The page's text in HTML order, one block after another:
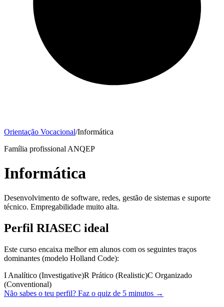
Orientação Vocacional/Informática
Família profissional ANQEP
Informática
Desenvolvimento de software, redes, gestão de sistemas e suporte
técnico. Empregabilidade muito alta.
Perfil RIASEC ideal
Este curso encaixa melhor em alunos com os seguintes traços
dominantes (modelo Holland Code):
I Analítico (Investigative)R Prático (Realistic)C Organizado
(Conventional)
Não sabes o teu perfil? Faz o quiz de 5 minutos →